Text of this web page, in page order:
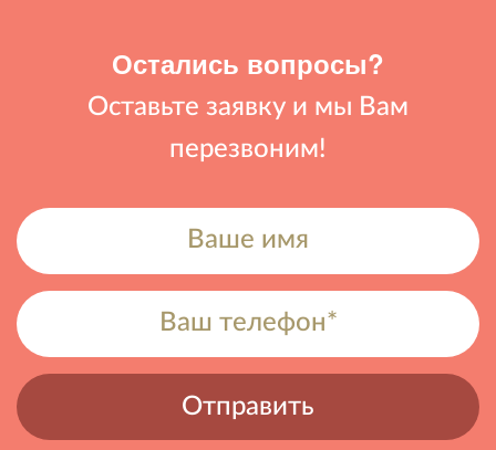
Остались вопросы?
Оставьте заявку и мы Вам
перезвоним!